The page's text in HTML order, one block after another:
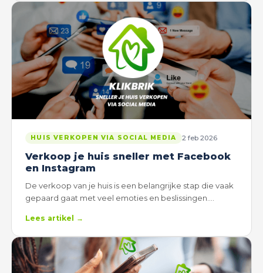
HUIS VERKOPEN VIA SOCIAL MEDIA 2 feb 2026
Verkoop je huis sneller met Facebook
en Instagram
De verkoop van je huis is een belangrijke stap die vaak
gepaard gaat met veel emoties en beslissingen.…
Lees artikel →